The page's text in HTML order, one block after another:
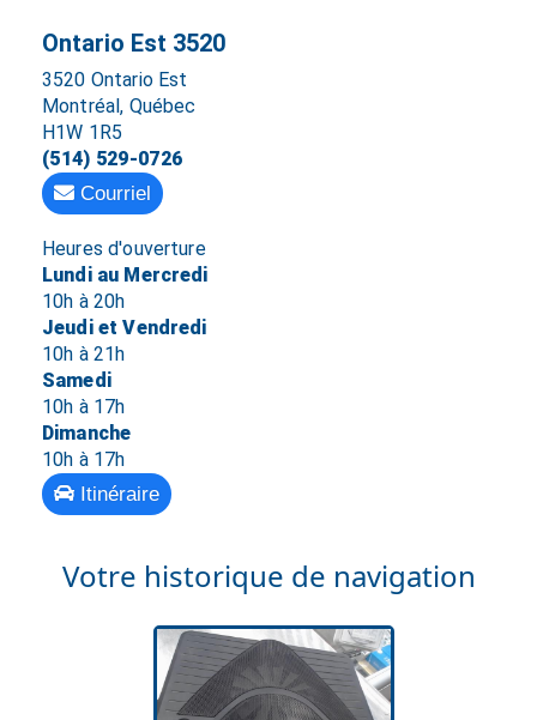
Ontario Est 3520
3520 Ontario Est
Montréal, Québec
H1W 1R5
(514) 529-0726
Courriel
Heures d'ouverture
Lundi au Mercredi
10h à 20h
Jeudi et Vendredi
10h à 21h
Samedi
10h à 17h
Dimanche
10h à 17h
Itinéraire
Votre historique de navigation